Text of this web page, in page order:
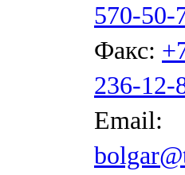
570-50-
Факс:
236-12-
Email: